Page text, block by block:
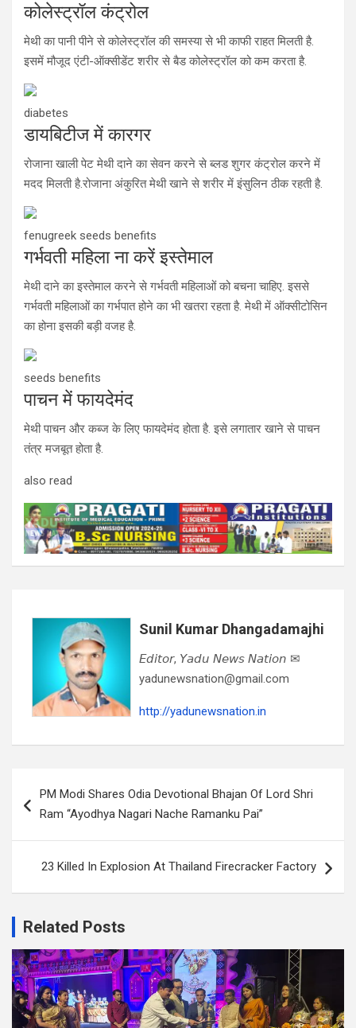
कोलेस्ट्रॉल कंट्रोल
मेथी का पानी पीने से कोलेस्ट्रॉल की समस्या से भी काफी राहत मिलती है.
इसमें मौजूद एंटी-ऑक्सीडेंट शरीर से बैड कोलेस्ट्रॉल को कम करता है.
diabetes
डायबिटीज में कारगर
रोजाना खाली पेट मेथी दाने का सेवन करने से ब्लड शुगर कंट्रोल करने में
मदद मिलती है.रोजाना अंकुरित मेथी खाने से शरीर में इंसुलिन ठीक रहती है.
fenugreek seeds benefits
गर्भवती महिला ना करें इस्तेमाल
मेथी दाने का इस्तेमाल करने से गर्भवती महिलाओं को बचना चाहिए. इससे
गर्भवती महिलाओं का गर्भपात होने का भी खतरा रहता है. मेथी में ऑक्सीटोसिन
का होना इसकी बड़ी वजह है.
seeds benefits
पाचन में फायदेमंद
मेथी पाचन और कब्ज के लिए फायदेमंद होता है. इसे लगातार खाने से पाचन
तंत्र मजबूत होता है.
also read
Sunil Kumar Dhangadamajhi
𝘌𝘥𝘪𝘵𝘰𝘳, 𝘠𝘢𝘥𝘶 𝘕𝘦𝘸𝘴 𝘕𝘢𝘵𝘪𝘰𝘯 ✉
yadunewsnation@gmail.com
http://yadunewsnation.in
navigation
PM Modi Shares Odia Devotional Bhajan Of Lord Shri
Ram “Ayodhya Nagari Nache Ramanku Pai”
23 Killed In Explosion At Thailand Firecracker Factory
Related Posts